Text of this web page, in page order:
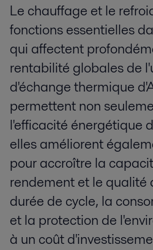
Le chauffage et le
fonctions essentielles
qui affectent
rentabilité globales de
d'échange thermique
permettent non
l'efficacité énergétique
elles améliorent
pour accroître la
rendement et le qualité
durée de cycle, la
et la protection de
à un coût